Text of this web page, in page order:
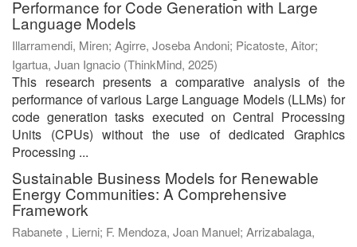
Performance for Code Generation with Large
Language Models
Illarramendi, Miren; Agirre, Joseba Andoni; Picatoste, Aitor;
Igartua, Juan Ignacio (ThinkMind, 2025)
This research presents a comparative analysis of the
performance of various Large Language Models (LLMs) for
code generation tasks executed on Central Processing
Units (CPUs) without the use of dedicated Graphics
Processing ...
Sustainable Business Models for Renewable
Energy Communities: A Comprehensive
Framework
Rabanete , Lierni; F. Mendoza, Joan Manuel; Arrizabalaga,